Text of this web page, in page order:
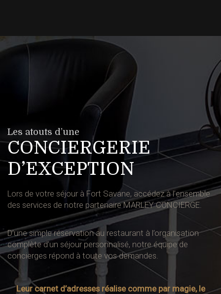
Les atouts d’une
CONCIERGERIE
D’EXCEPTION
Lors de votre séjour à Fort Savane, accédez à l’ensemble
des services de notre partenaire MARLEY CONCIERGE.
D’une simple réservation au restaurant à l’organisation
complète d’un séjour personnalisé, notre équipe de
concierges répond à toute vos demandes.
Leur carnet d’adresses réalise comme par magie, le